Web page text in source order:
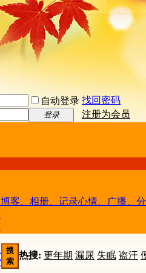
自动登录 找回密码
登录
注册为会员
客、相册、记录心情、广播、
搜
索
热搜: 更年期 漏尿 失眠 盗汗